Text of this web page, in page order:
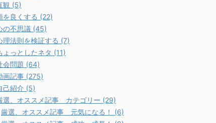
観 (5)
を良くする (22)
の不思議 (45)
理法則を検証する (7)
ょっとしたネタ (11)
会問題 (64)
画記事 (275)
己紹介 (5)
選、オススメ記事 カテゴリー (29)
厳選、オススメ記事 元気になる！ (6)